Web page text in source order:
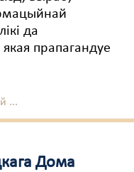
да
прапагандуе
...
Дома